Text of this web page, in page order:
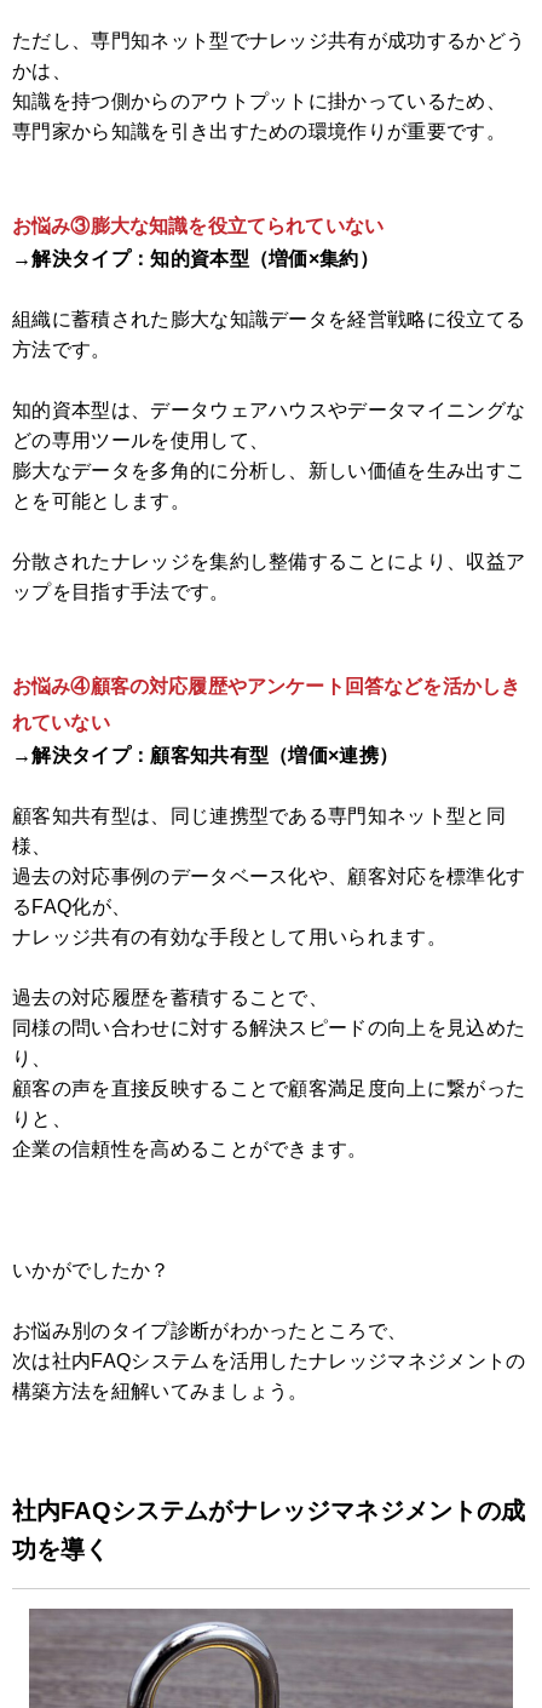
ただし、専門知ネット型でナレッジ共有が成功するかどう
かは、
知識を持つ側からのアウトプットに掛かっているため、
専門家から知識を引き出すための環境作りが重要です。
お悩み③膨大な知識を役立てられていない
→解決タイプ：知的資本型（増価×集約）
組織に蓄積された膨大な知識データを経営戦略に役立てる
方法です。
知的資本型は、データウェアハウスやデータマイニングな
どの専用ツールを使用して、
膨大なデータを多角的に分析し、新しい価値を生み出すこ
とを可能とします。
分散されたナレッジを集約し整備することにより、収益ア
ップを目指す手法です。
お悩み④顧客の対応履歴やアンケート回答などを活かしき
れていない
→解決タイプ：顧客知共有型（増価×連携）
顧客知共有型は、同じ連携型である専門知ネット型と同
様、
過去の対応事例のデータベース化や、顧客対応を標準化す
るFAQ化が、
ナレッジ共有の有効な手段として用いられます。
過去の対応履歴を蓄積することで、
同様の問い合わせに対する解決スピードの向上を見込めた
り、
顧客の声を直接反映することで顧客満足度向上に繋がった
りと、
企業の信頼性を高めることができます。
いかがでしたか？
お悩み別のタイプ診断がわかったところで、
次は社内FAQシステムを活用したナレッジマネジメントの
構築方法を紐解いてみましょう。
社内FAQシステムがナレッジマネジメントの成
功を導く